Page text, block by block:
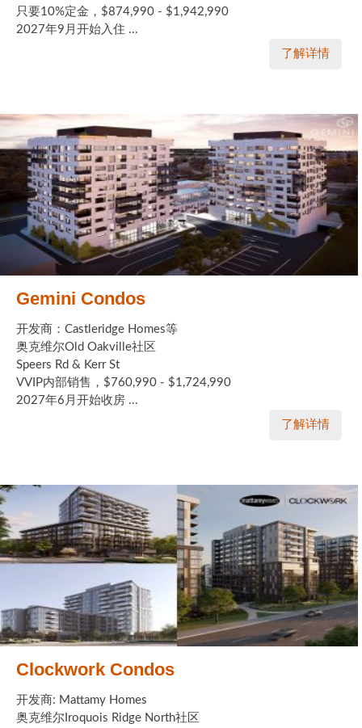
只要10%定金，$874,990 - $1,942,990
2027年9月开始入住 ...
了解详情
Gemini Condos
开发商：Castleridge Homes等
奥克维尔Old Oakville社区
Speers Rd & Kerr St
VVIP内部销售，$760,990 - $1,724,990
2027年6月开始收房 ...
了解详情
Clockwork Condos
开发商: Mattamy Homes
奥克维尔Iroquois Ridge North社区